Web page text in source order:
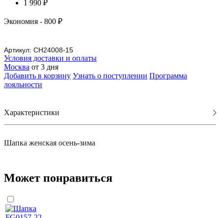
1 990 ₽
Экономия - 800 ₽
Артикул: CH24008-15
Условия доставки и оплаты
Москва от 3 дня
Добавить в корзину Узнать о поступлении Программа
лояльности
Характеристики
Шапка женская осень-зима
Может понравиться